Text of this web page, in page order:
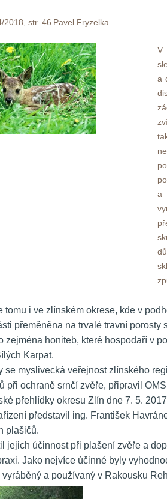
2018, str. 46 Pavel Fryzelka
V
a
a
tomu i ve zlínském okrese, kde v
přeměněna na trvalé travní
zejména honiteb, které hospodaří v
Karpat.
se myslivecká veřejnost zlínského
při ochraně srnčí zvěře, připravil
přehlídky okresu Zlín dne 7. 5.
představil ing. František
plašičů.
jejich účinnost při plašení zvěře a
Jako nejvíce účinné byly
vyráběný a používaný v Rakousku